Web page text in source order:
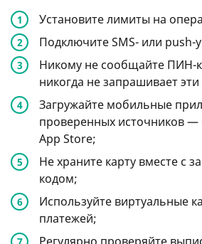
Установите лимиты на
Подключите SMS- или push-
Никому не сообщайте ПИН-
никогда не запрашивает
Загружайте мобильные
проверенных источников —
App Store;
Не храните карту вместе с
кодом;
Используйте виртуальные
платежей;